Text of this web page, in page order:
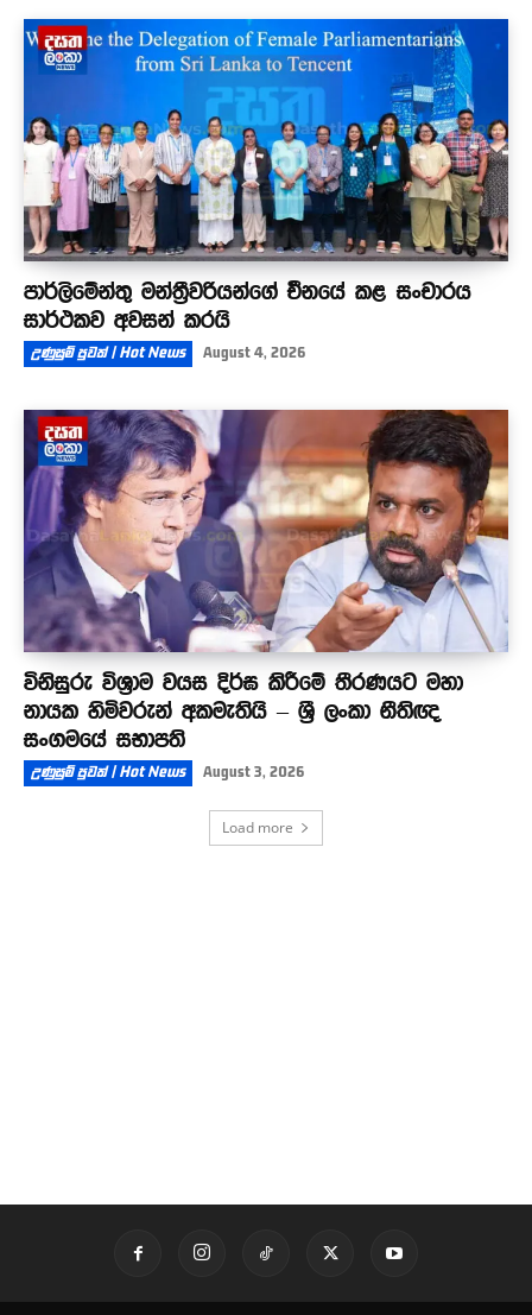
පාර්ලිමේන්තු මන්ත්‍රීවරියන්ගේ චීනයේ කළ සංචාරය
සාර්ථකව අවසන් කරයි
උණුසුම් පුවත් | Hot News August 4, 2026
විනිසුරු විශ්‍රාම වයස දිර්ඝ කිරීමේ තීරණයට මහා
නායක හිමිවරුන් අකමැතියි – ශ්‍රී ලංකා නීතිඥ
සංගමයේ සභාපති
උණුසුම් පුවත් | Hot News August 3, 2026
Load more